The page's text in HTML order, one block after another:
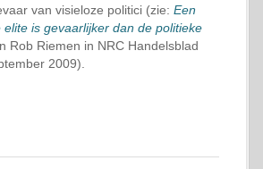
van visieloze politici (zie: Een
is gevaarlijker dan de politieke
Rob Riemen in NRC Handelsblad
2009).